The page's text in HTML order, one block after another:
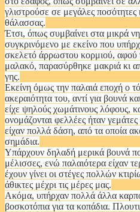
γλιστρούσε σε μεγάλες ποσότητες
θάλασσας.
Έτσι, όπως συμβαίνει στα μικρά
συγκρινόμενο με εκείνο που
σκελετό άρρωστου κορμιού,
μαλακό, παρασύρθηκε μακριά κι
γης.
Εκείνη όμως την παλαιά εποχή ο
ακεραιότητα του, αντί για βουνά
είχε ψηλούς χωμάτινους λόφους,
ονομάζονται φελλέες ήταν
είχαν πολλά δάση, από τα οποία
σημάδια.
Υπάρχουν δηλαδή μερικά βουνά
μέλισσες, ενώ παλαιότερα είχαν
έχουν γίνει οι στέγες πολλών
άθικτες μέχρι τις μέρες μας.
Ακόμα, υπήρχαν πολλά άλλα
βοσκοτόπια για τα κοπάδια.